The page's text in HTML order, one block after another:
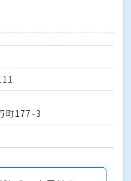
町177-3